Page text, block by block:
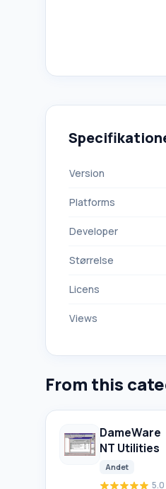
Version
Platforms
Developer
Størrelse
Licens
Views
From this
DameWare
NT Utilities
Andet
5.0